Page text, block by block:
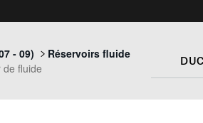
- 09)
Réservoirs fluide
de fluide